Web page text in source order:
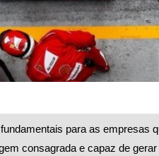
para as empresas
consagrada e capaz de